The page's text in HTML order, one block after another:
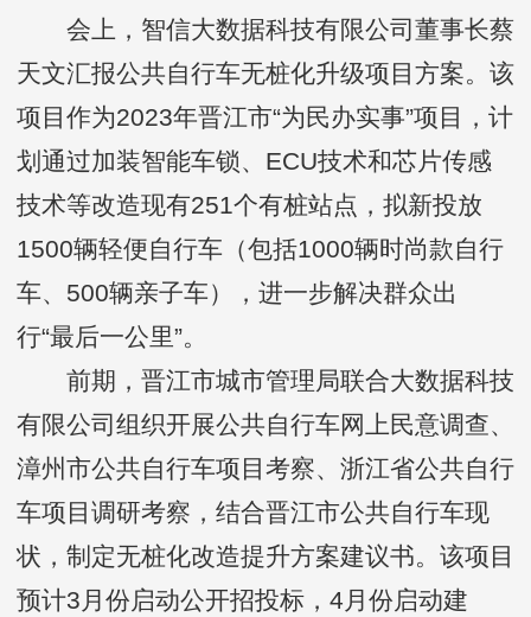
会上，智信大数据科技有限公司董事长蔡
天文汇报公共自行车无桩化升级项目方案。该
项目作为2023年晋江市“为民办实事”项目，计
划通过加装智能车锁、ECU技术和芯片传感
技术等改造现有251个有桩站点，拟新投放
1500辆轻便自行车（包括1000辆时尚款自行
车、500辆亲子车），进一步解决群众出
行“最后一公里”。
前期，晋江市城市管理局联合大数据科技
有限公司组织开展公共自行车网上民意调查、
漳州市公共自行车项目考察、浙江省公共自行
车项目调研考察，结合晋江市公共自行车现
状，制定无桩化改造提升方案建议书。该项目
预计3月份启动公开招投标，4月份启动建